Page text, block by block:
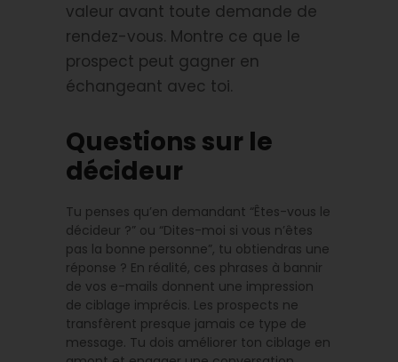
valeur avant toute demande de
rendez-vous. Montre ce que le
prospect peut gagner en
échangeant avec toi.
Questions sur le
décideur
Tu penses qu’en demandant “Êtes-vous le
décideur ?” ou “Dites-moi si vous n’êtes
pas la bonne personne”, tu obtiendras une
réponse ? En réalité, ces phrases à bannir
de vos e-mails donnent une impression
de ciblage imprécis. Les prospects ne
transfèrent presque jamais ce type de
message. Tu dois améliorer ton ciblage en